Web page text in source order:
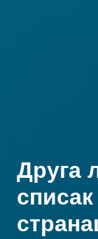
Друга